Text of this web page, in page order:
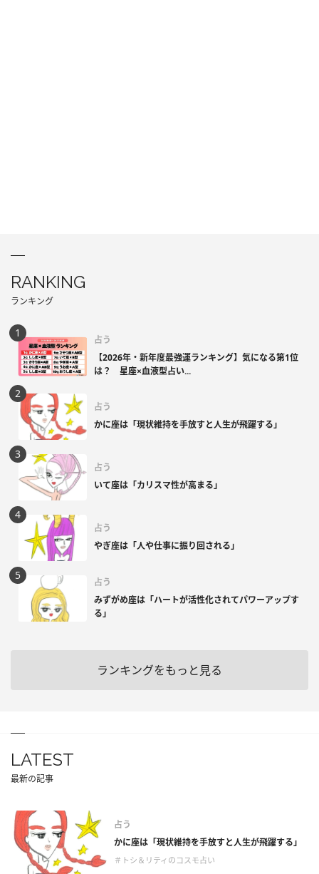
RANKING
ランキング
占う
【2026年・新年度最強運ランキング】気になる第1位
は？ 星座×血液型占い...
占う
かに座は「現状維持を手放すと人生が飛躍する」
占う
いて座は「カリスマ性が高まる」
占う
やぎ座は「人や仕事に振り回される」
占う
みずがめ座は「ハートが活性化されてパワーアップす
る」
ランキングをもっと見る
LATEST
最新の記事
占う
かに座は「現状維持を手放すと人生が飛躍する」
＃トシ＆リティのコスモ占い